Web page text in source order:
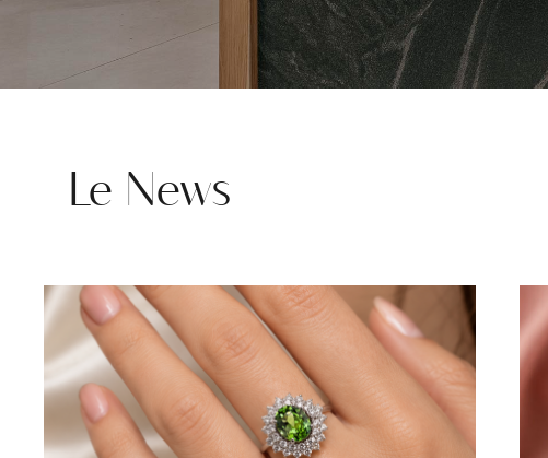
Le News